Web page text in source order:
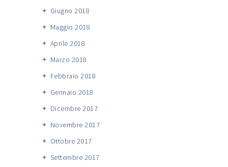
Giugno 2018
Maggio 2018
Aprile 2018
Marzo 2018
Febbraio 2018
Gennaio 2018
Dicembre 2017
Novembre 2017
Ottobre 2017
Settembre 2017